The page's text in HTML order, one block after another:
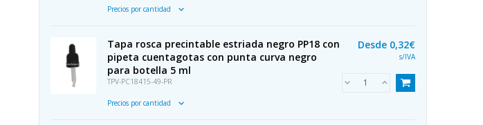
Precios por cantidad
Tapa rosca precintable estriada negro PP18 con
pipeta cuentagotas con punta curva negro
para botella 5 ml
TPV-PC18415-49-PR
Precios por cantidad
Desde 0,32€
s/IVA